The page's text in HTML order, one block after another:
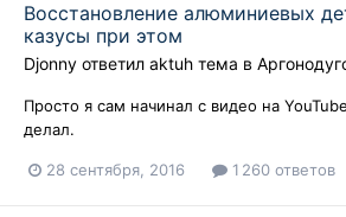
Восстановление алюминиевых
казусы при этом
Djonny ответил aktuh тема в
Просто я сам начинал с видео на
делал.
28 сентября, 2016 1 260 ответов